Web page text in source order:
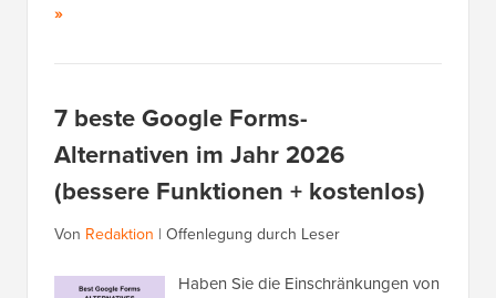
»
7 beste Google Forms-
Alternativen im Jahr 2026
(bessere Funktionen + kostenlos)
Von Redaktion | Offenlegung durch Leser
Haben Sie die Einschränkungen von